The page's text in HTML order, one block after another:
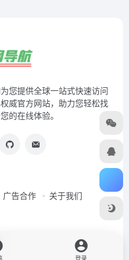
您提供全球一站式快速访问
威官方网站，助力您轻松找
的在线体验。
广告合作 关于我们
登录